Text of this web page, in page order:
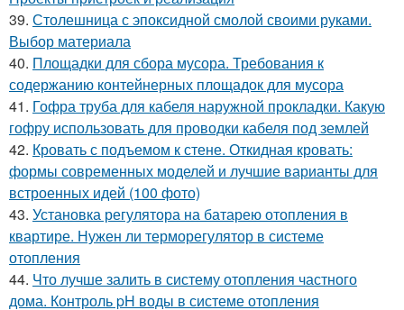
39. Столешница с эпоксидной смолой своими руками.
Выбор материала
40. Площадки для сбора мусора. Требования к
содержанию контейнерных площадок для мусора
41. Гофра труба для кабеля наружной прокладки. Какую
гофру использовать для проводки кабеля под землей
42. Кровать с подъемом к стене. Откидная кровать:
формы современных моделей и лучшие варианты для
встроенных идей (100 фото)
43. Установка регулятора на батарею отопления в
квартире. Нужен ли терморегулятор в системе
отопления
44. Что лучше залить в систему отопления частного
дома. Контроль pH воды в системе отопления